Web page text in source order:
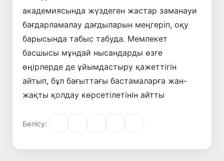
академиясында жүздеген жастар заманауи
бағдарламалау дағдыларын меңгеріп, оқу
барысында табыс табуда. Мемлекет
басшысы мұндай нысандарды өзге
өңірлерде де ұйымдастыру қажеттігін
айтып, бұл бағыттағы бастамаларға жан-
жақты қолдау көрсетілетінін айтты
Бөлісу: